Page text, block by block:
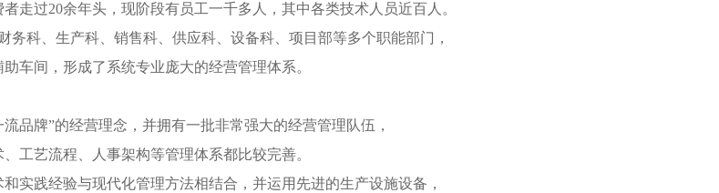
走过20余年头，现阶段有员工一千多人，其中各类技术人员近百人。
务科、生产科、销售科、供应科、设备科、项目部等多个职能部门，
车间，形成了系统专业庞大的经营管理体系。
品牌”的经营理念，并拥有一批非常强大的经营管理队伍，
工艺流程、人事架构等管理体系都比较完善。
实践经验与现代化管理方法相结合，并运用先进的生产设施设备，